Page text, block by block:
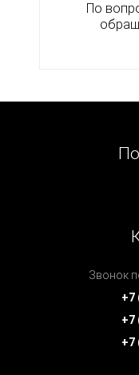
По
Звонок
+7
+7
+7